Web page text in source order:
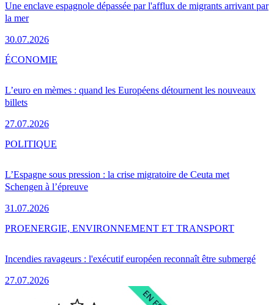
Une enclave espagnole dépassée par l'afflux de migrants arrivant par
la mer
30.07.2026
L’euro en mèmes : quand les Européens détournent les nouveaux
billets
27.07.2026
ÉCONOMIE
L’Espagne sous pression : la crise migratoire de Ceuta met
Schengen à l’épreuve
31.07.2026
POLITIQUE
Incendies ravageurs : l'exécutif européen reconnaît être submergé
27.07.2026
PROENERGIE, ENVIRONNEMENT ET TRANSPORT